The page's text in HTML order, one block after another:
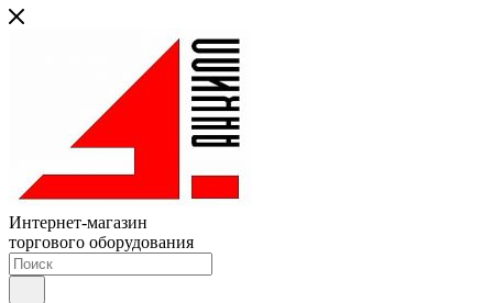
Интернет-магазин
торгового оборудования